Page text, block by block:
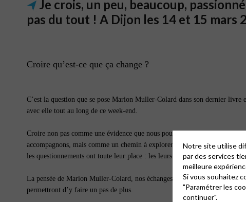
Je crois, un peu, beaucoup,
pas du tout ! A Dijon les 14 et 15 mars
Croire qu’est-ce que ça change ?
C’est la question que se pose Marion Muller-Colard dans son dernier livre
avec elle tout au long de ce week-end.
Croire non pas comme une évidence que nous pourrions transmettre aux
accompagnons, mais comme un chemin à explorer avec elles et eux. Un
les questionnements ont toute leur place : les leurs et les nôtres.
La pensée de Marion Muller-Colard, nos échanges et l’expérimentation
permettront d’y faire un pas de plus.
Notre site utilise
par des services
meilleure
Si vous souhaitez
"Paramétrer les
continuer".